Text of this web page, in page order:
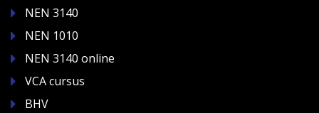
NEN 3140
NEN 1010
NEN 3140 online
VCA cursus
BHV